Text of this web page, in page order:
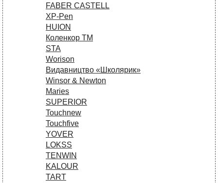
FABER CASTELL
XP-Pen
HUION
Коленкор ТМ
STA
Worison
Видавництво «Школярик»
Winsor & Newton
Maries
SUPERIOR
Touchnew
Touchfive
YOVER
LOKSS
TENWIN
KALOUR
TART